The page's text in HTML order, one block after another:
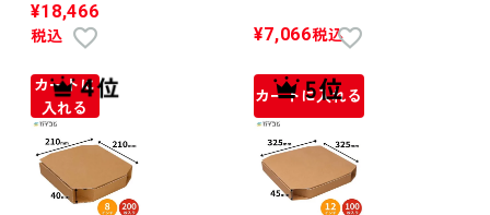
¥18,466
税込
カートに
入れる
¥7,066税込
カートに入れる